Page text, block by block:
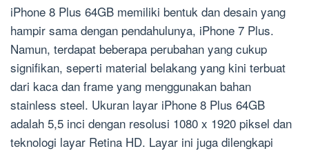
iPhone 8 Plus 64GB memiliki bentuk dan desain yang
hampir sama dengan pendahulunya, iPhone 7 Plus.
Namun, terdapat beberapa perubahan yang cukup
signifikan, seperti material belakang yang kini terbuat
dari kaca dan frame yang menggunakan bahan
stainless steel. Ukuran layar iPhone 8 Plus 64GB
adalah 5,5 inci dengan resolusi 1080 x 1920 piksel dan
teknologi layar Retina HD. Layar ini juga dilengkapi